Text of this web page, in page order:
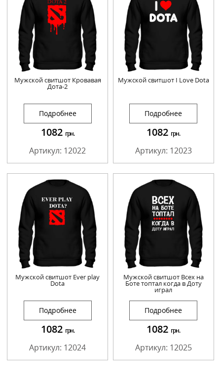
Мужской свитшот Кровавая
Дота-2
Подробнее
1082 грн.
Артикул: 12022
Мужской свитшот I Love Dota
Подробнее
1082 грн.
Артикул: 12023
Мужской свитшот Ever play
Dota
Подробнее
1082 грн.
Артикул: 12024
Мужской свитшот Всех на
Боте топтал когда в Доту
играл
Подробнее
1082 грн.
Артикул: 12025